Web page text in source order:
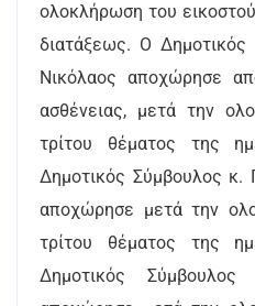
ολοκλήρωση του
διατάξεως. Ο
Νικόλαος αποχώρησε
ασθένειας, μετά την
τρίτου θέματος της
Δημοτικός Σύμβουλος κ.
αποχώρησε μετά την
τρίτου θέματος της
Δημοτικός